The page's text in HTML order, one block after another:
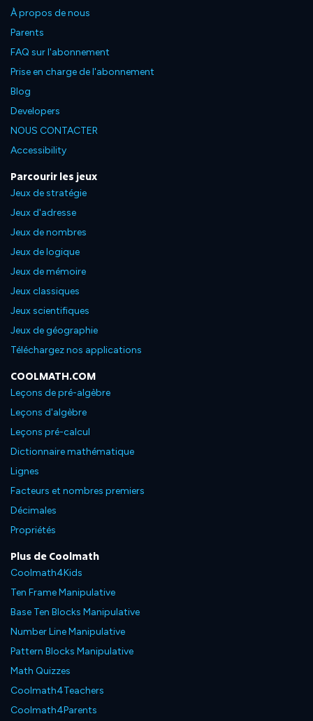
À propos de nous
Parents
FAQ sur l'abonnement
Prise en charge de l'abonnement
Blog
Developers
NOUS CONTACTER
Accessibility
Parcourir les jeux
Jeux de stratégie
Jeux d'adresse
Jeux de nombres
Jeux de logique
Jeux de mémoire
Jeux classiques
Jeux scientifiques
Jeux de géographie
Téléchargez nos applications
COOLMATH.COM
Leçons de pré-algèbre
Leçons d'algèbre
Leçons pré-calcul
Dictionnaire mathématique
Lignes
Facteurs et nombres premiers
Décimales
Propriétés
Plus de Coolmath
Coolmath4Kids
Ten Frame Manipulative
Base Ten Blocks Manipulative
Number Line Manipulative
Pattern Blocks Manipulative
Math Quizzes
Coolmath4Teachers
Coolmath4Parents